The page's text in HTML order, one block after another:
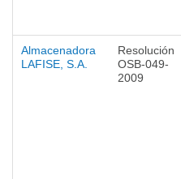
Almacenadora
LAFISE, S.A.
Resolución
OSB-049-
2009